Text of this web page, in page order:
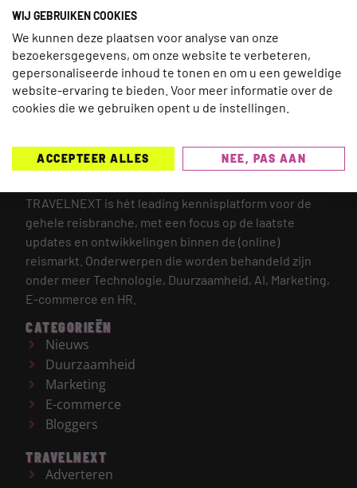
overal ter wereld konden en gingen werken), is de publieke
en open werkplek haast normaal geworden. Niet verbonden
hoeven zijn aan 1 locatie, maar overal je laptop kunnen
openklappen of je smartphone en aan het werk. In een
rapport van PSFK Labs, een innovatie consultant bedrijf, is
een interessante […]
TRAVELNEXT is hét leading kennisplatform voor de
gehele reisbranche, met een focus op de laatste
updates en ontwikkelingen binnen de (online)
reismarkt. Onderwerpen die worden behandeld zijn
onder meer Technologie, Duurzaamheid, AI, Marketing,
E-commerce en HR.
CATEGORIEËN
Nieuws
Duurzaamheid
Marketing
E-commerce
Bloggers
TRAVELNEXT
Adverteren
WIJ GEBRUIKEN COOKIES
We kunnen deze plaatsen voor analyse van onze
bezoekersgegevens, om onze website te verbeteren,
gepersonaliseerde inhoud te tonen en om u een geweldige
website-ervaring te bieden. Voor meer informatie over de
cookies die we gebruiken opent u de instellingen.
ACCEPTEER ALLES NEE, PAS AAN